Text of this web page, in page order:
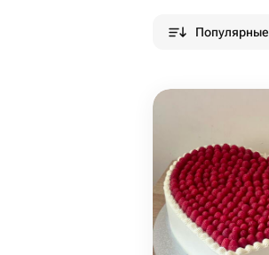
Популярные